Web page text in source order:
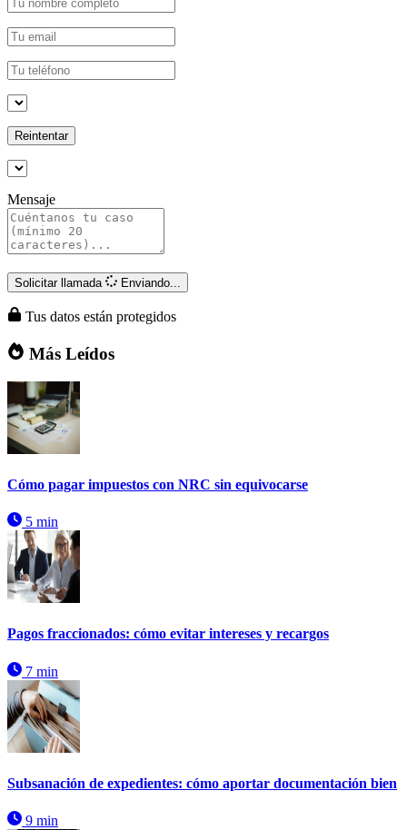
Reintentar
Mensaje
Solicitar llamada Enviando...
Tus datos están protegidos
Más Leídos
Cómo pagar impuestos con NRC sin equivocarse
5 min
Pagos fraccionados: cómo evitar intereses y recargos
7 min
Subsanación de expedientes: cómo aportar documentación bien
9 min